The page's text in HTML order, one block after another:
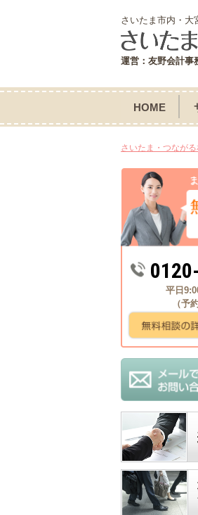
さいたま市内・大
運営：友野会計事
HOME
さいたま・つなが
平日
（予